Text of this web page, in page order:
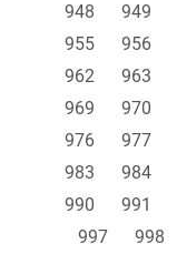
948
949
955
956
962
963
969
970
976
977
983
984
990
991
997
998